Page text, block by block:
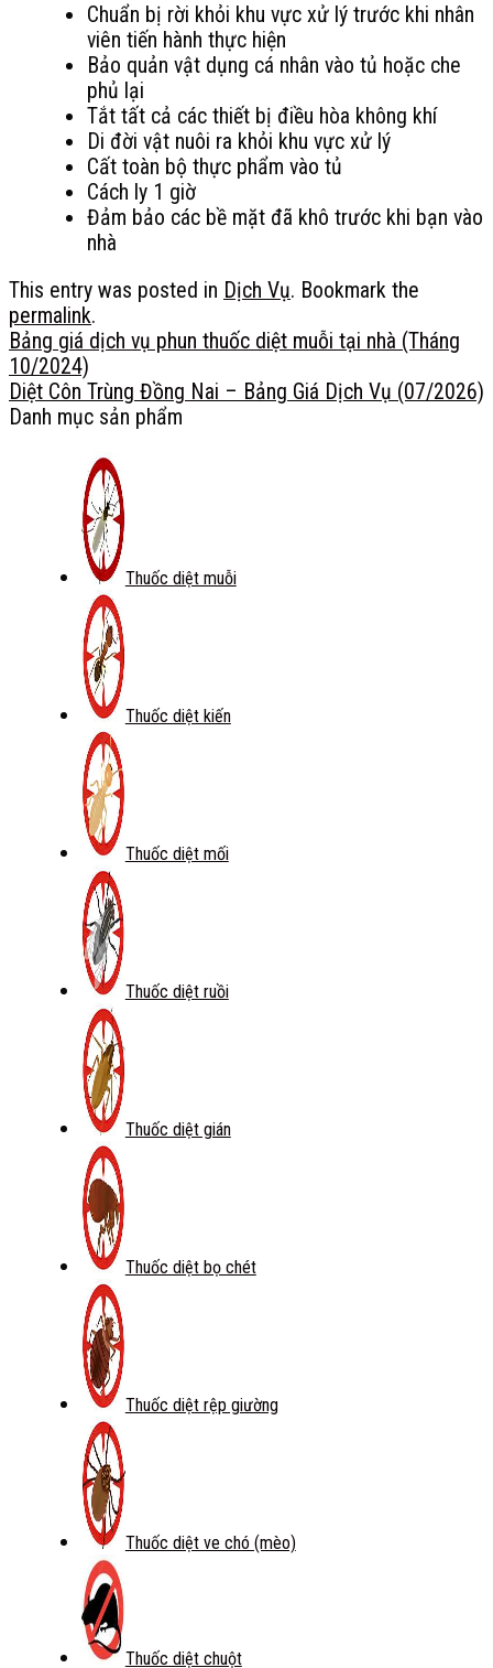
Chuẩn bị rời khỏi khu vực xử lý trước khi nhân
viên tiến hành thực hiện
Bảo quản vật dụng cá nhân vào tủ hoặc che
phủ lại
Tắt tất cả các thiết bị điều hòa không khí
Di đời vật nuôi ra khỏi khu vực xử lý
Cất toàn bộ thực phẩm vào tủ
Cách ly 1 giờ
Đảm bảo các bề mặt đã khô trước khi bạn vào
nhà
This entry was posted in Dịch Vụ. Bookmark the
permalink.
Bảng giá dịch vụ phun thuốc diệt muỗi tại nhà (Tháng
10/2024)
Diệt Côn Trùng Đồng Nai – Bảng Giá Dịch Vụ (07/2026)
Danh mục sản phẩm
Thuốc diệt muỗi
Thuốc diệt kiến
Thuốc diệt mối
Thuốc diệt ruồi
Thuốc diệt gián
Thuốc diệt bọ chét
Thuốc diệt rệp giường
Thuốc diệt ve chó (mèo)
Thuốc diệt chuột